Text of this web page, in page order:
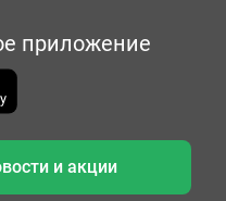
приложение
и акции